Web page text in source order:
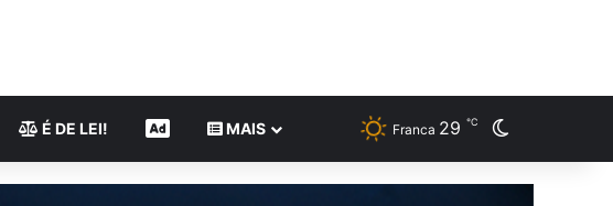
É DE LEI! CONTEÚDO DE MARCA
MAIS Franca 29 ℃